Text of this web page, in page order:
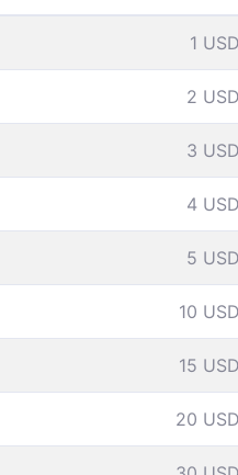
1 USD
2 USD
3 USD
4 USD
5 USD
10 USD
15 USD
20 USD